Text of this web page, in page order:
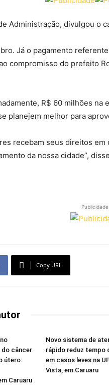
Administração, divulgou o
Já o pagamento
compromisso do prefeito
R$ 60 milhões
planejem melhor para
recebam seus direitos
da nossa cidade”,
Publicidade
Copy URL
câncer
útero:
Caruaru
Novo sistema de
rápido reduz tempo
em casos leves na
Vista, em Caruaru